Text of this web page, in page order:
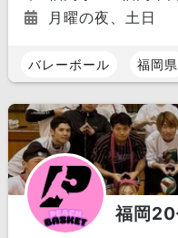
月曜の夜、土日
バレーボール 福岡県
福岡20